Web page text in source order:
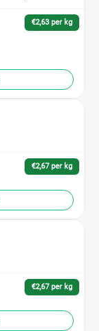
€2,63 per kg
€2,67 per kg
€2,67 per kg